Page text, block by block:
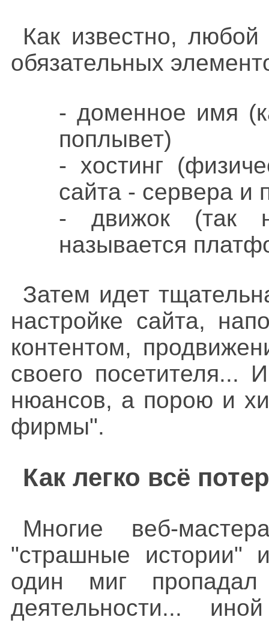
Как известно, любой
обязательных
- доменное имя
поплывет)
- хостинг
сайта - сервера и
- движок (так
называется
Затем идет
настройке сайта,
контентом,
своего
нюансов, а порою и
фирмы".
Как легко всё
Многие веб-
"страшные истории"
один миг
деятельности...